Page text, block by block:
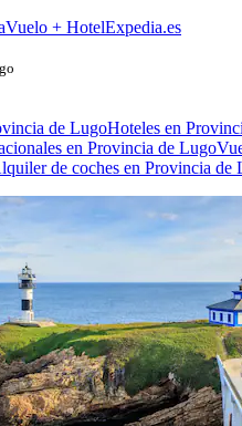
Vuelo + HotelExpedia.es
de LugoHoteles en
en Provincia de Lugo
de coches en Provincia de